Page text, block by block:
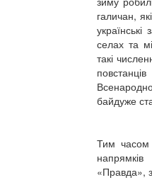
галичан,
селах та
такі
байдуже
Тим часом
«Правда»,